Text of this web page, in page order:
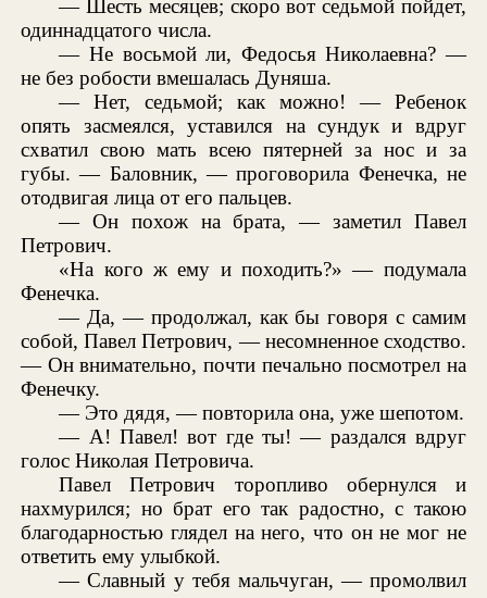
— Шесть месяцев; скоро вот седьмой пойдет,
одиннадцатого числа.
— Не восьмой ли, Федосья Николаевна? —
не без робости вмешалась Дуняша.
— Нет, седьмой; как можно! — Ребенок
опять засмеялся, уставился на сундук и вдруг
схватил свою мать всею пятерней за нос и за
губы. — Баловник, — проговорила Фенечка, не
отодвигая лица от его пальцев.
— Он похож на брата, — заметил Павел
Петрович.
«На кого ж ему и походить?» — подумала
Фенечка.
— Да, — продолжал, как бы говоря с самим
собой, Павел Петрович, — несомненное сходство.
— Он внимательно, почти печально посмотрел на
Фенечку.
— Это дядя, — повторила она, уже шепотом.
— А! Павел! вот где ты! — раздался вдруг
голос Николая Петровича.
Павел Петрович торопливо обернулся и
нахмурился; но брат его так радостно, с такою
благодарностью глядел на него, что он не мог не
ответить ему улыбкой.
— Славный у тебя мальчуган, — промолвил